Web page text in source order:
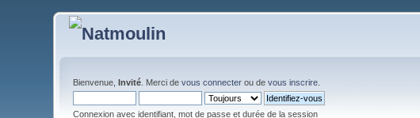
Bienvenue,Invité . Merci devous connecter ou devous inscrire
Connexion avec identifiant, mot de passe et durée de la session